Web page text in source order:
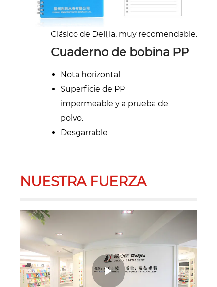
Clásico de Delijia, muy recomendable.
Cuaderno de bobina PP
Nota horizontal
Superficie de PP
impermeable y a prueba de
polvo.
Desgarrable
NUESTRA FUERZA